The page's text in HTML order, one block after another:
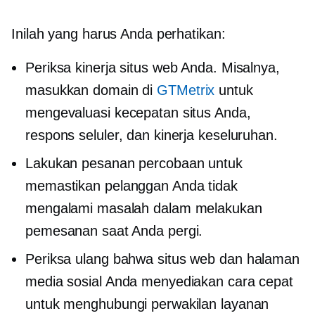
Inilah yang harus Anda perhatikan:
Periksa kinerja situs web Anda. Misalnya,
masukkan domain di GTMetrix untuk
mengevaluasi kecepatan situs Anda,
respons seluler, dan kinerja keseluruhan.
Lakukan pesanan percobaan untuk
memastikan pelanggan Anda tidak
mengalami masalah dalam melakukan
pemesanan saat Anda pergi.
Periksa ulang bahwa situs web dan halaman
media sosial Anda menyediakan cara cepat
untuk menghubungi perwakilan layanan